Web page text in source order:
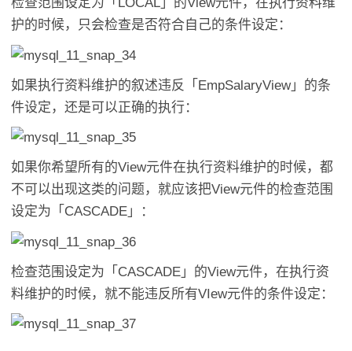
检查范围设定为「LOCAL」的View元件，在执行资料维
护的时候，只会检查是否符合自己的条件设定：
如果执行资料维护的叙述违反「EmpSalaryView」的条
件设定，还是可以正确的执行：
如果你希望所有的View元件在执行资料维护的时候，都
不可以出现这类的问题，就应该把View元件的检查范围
设定为「CASCADE」：
检查范围设定为「CASCADE」的View元件，在执行资
料维护的时候，就不能违反所有VIew元件的条件设定：